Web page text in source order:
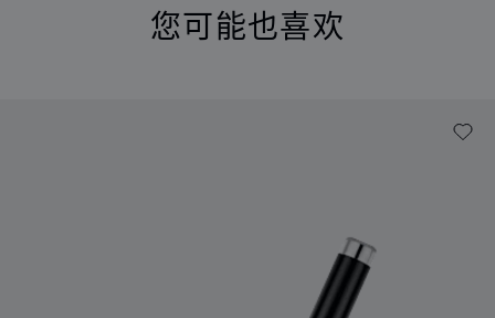
您可能也喜欢